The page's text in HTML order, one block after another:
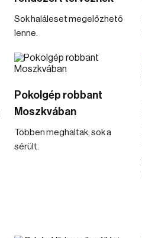
Sok haláleset megelőzhető
lenne.
Pokolgép robbant
Moszkvában
Többen meghaltak; sok a
sérült.